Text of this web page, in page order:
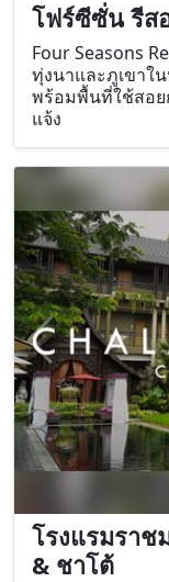
โฟร์ซีซั่น รีส
Four Seasons
ทุ่งนาและภูเขาใ
พร้อมพื้นที่ใช้สอย
แจ้ง
โรงแรมราช
& ชาโต้